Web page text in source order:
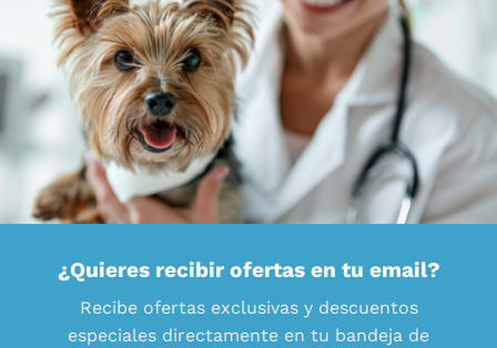
¿Quieres recibir ofertas en tu email?
Recibe ofertas exclusivas y descuentos
especiales directamente en tu bandeja de